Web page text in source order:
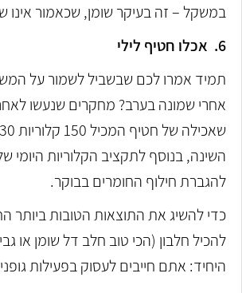
במשקל – זה בעיקר שומן, שכאמור אינו
6. אכלו חטיף לילי
תמיד אמרו לכם שבשביל לשמור על
אחרי שמונה בערב? מחקרים שנעשו
השינה, בנוסף לתקציב הקלוריות היומי
להגברת חילוף החומרים בבוקר.
כדי להשיג את התוצאות הטובות ביותר
להכיל חלבון (הכי טוב חלב דל שומן או
היחיד: אתם חייבים לעסוק בפעילות